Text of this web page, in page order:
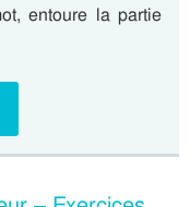
entoure la partie